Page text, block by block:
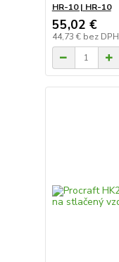
HR-10 | HR-10
55,02 €
44,73 € bez DPH